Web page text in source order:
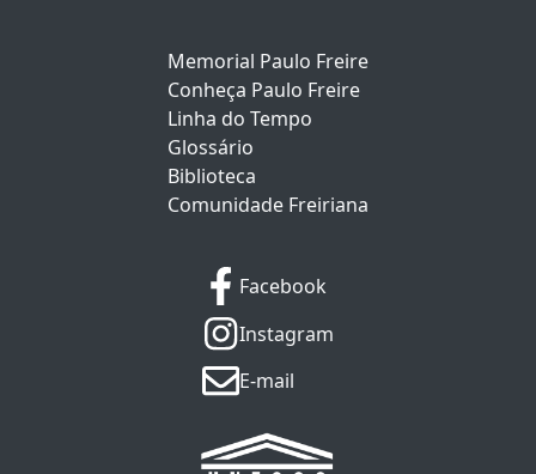
Memorial Paulo Freire
Conheça Paulo Freire
Linha do Tempo
Glossário
Biblioteca
Comunidade Freiriana
Facebook
Instagram
E-mail